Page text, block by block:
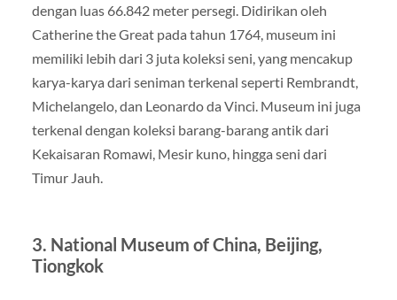
dengan luas 66.842 meter persegi. Didirikan oleh
Catherine the Great pada tahun 1764, museum ini
memiliki lebih dari 3 juta koleksi seni, yang mencakup
karya-karya dari seniman terkenal seperti Rembrandt,
Michelangelo, dan Leonardo da Vinci. Museum ini juga
terkenal dengan koleksi barang-barang antik dari
Kekaisaran Romawi, Mesir kuno, hingga seni dari
Timur Jauh.
3. National Museum of China, Beijing,
Tiongkok